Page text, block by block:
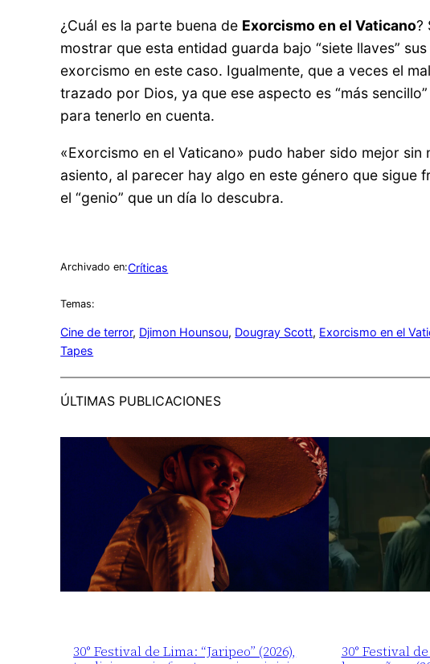
¿Cuál es la parte buena de Exorcismo en el Vaticano?
mostrar que esta entidad guarda bajo “siete llaves”
exorcismo en este caso. Igualmente, que a veces el
trazado por Dios, ya que ese aspecto es “más
para tenerlo en cuenta.
«Exorcismo en el Vaticano» pudo haber sido mejor
asiento, al parecer hay algo en este género que sigue
el “genio” que un día lo descubra.
Archivado en:Críticas
Temas:
Cine de terror, Djimon Hounsou, Dougray Scott, Exorcismo en el
Tapes
ÚLTIMAS PUBLICACIONES
30° Festival de Lima: “Jaripeo” (2026),
30° Festival